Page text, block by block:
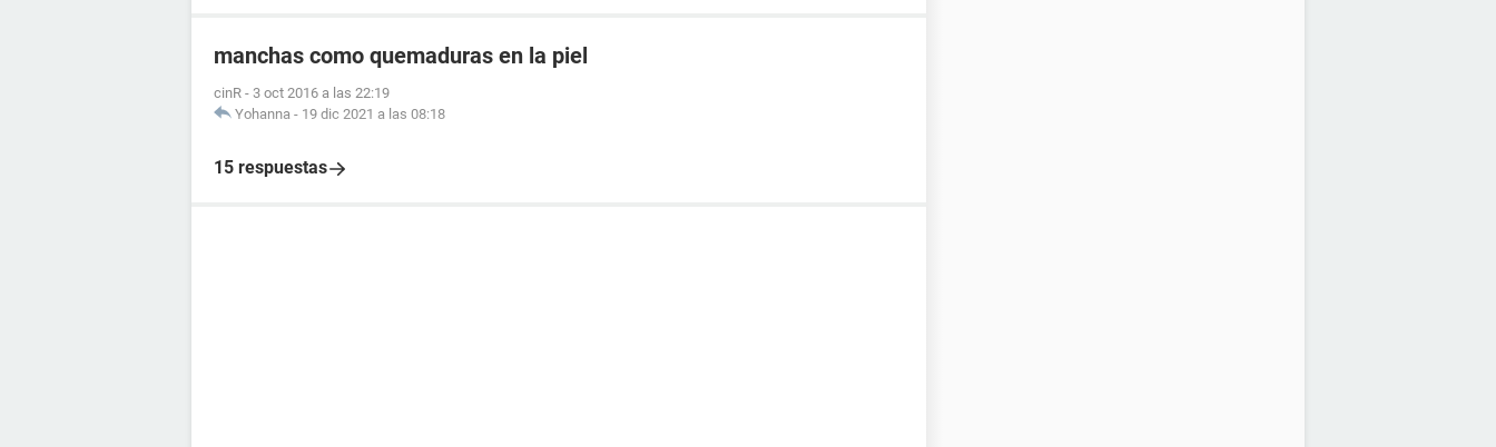
manchas como quemaduras en la piel
cinR - 3 oct 2016 a las 22:19
Yohanna - 19 dic 2021 a las 08:18
15 respuestas